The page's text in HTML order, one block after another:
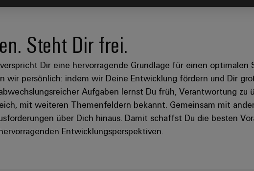
Steht Dir frei.
Dir eine hervorragende Grundlage für einen optimalen
wir persönlich: indem wir Deine Entwicklung fördern und Dir
Aufgaben lernst Du früh, Verantwortung zu
mit weiteren Themenfeldern bekannt. Gemeinsam mit
über Dich hinaus. Damit schaffst Du die besten
Entwicklungsperspektiven.